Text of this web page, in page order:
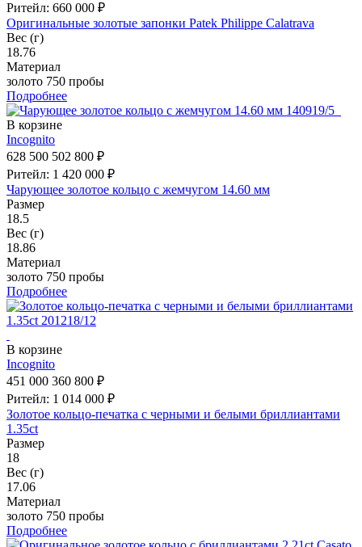
Ритейл: 660 000 ₽
Оригинальные золотые запонки Patek Philippe Calatrava
Вес (г)
18.76
Материал
золото 750 пробы
Подробнее
В корзине
Incognito
628 500 502 800 ₽
Ритейл: 1 420 000 ₽
Чарующее золотое кольцо с жемчугом 14.60 мм
Размер
18.5
Вес (г)
18.86
Материал
золото 750 пробы
Подробнее
В корзине
Incognito
451 000 360 800 ₽
Ритейл: 1 014 000 ₽
Золотое кольцо-печатка с черными и белыми бриллиантами
1.35ct
Размер
18
Вес (г)
17.06
Материал
золото 750 пробы
Подробнее